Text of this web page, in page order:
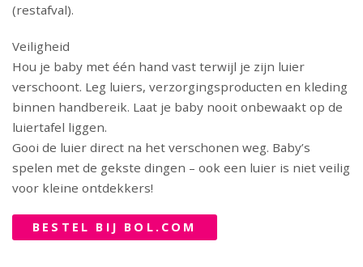
(restafval).
Veiligheid
Hou je baby met één hand vast terwijl je zijn luier
verschoont. Leg luiers, verzorgingsproducten en kleding
binnen handbereik. Laat je baby nooit onbewaakt op de
luiertafel liggen.
Gooi de luier direct na het verschonen weg. Baby’s
spelen met de gekste dingen – ook een luier is niet veilig
voor kleine ontdekkers!
BESTEL BIJ BOL.COM